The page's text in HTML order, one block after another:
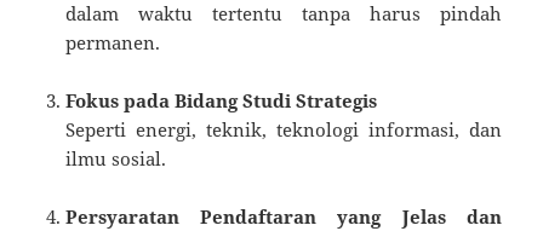
dalam waktu tertentu tanpa harus pindah
permanen.
Fokus pada Bidang Studi Strategis
Seperti energi, teknik, teknologi informasi, dan
ilmu sosial.
Persyaratan Pendaftaran yang Jelas dan